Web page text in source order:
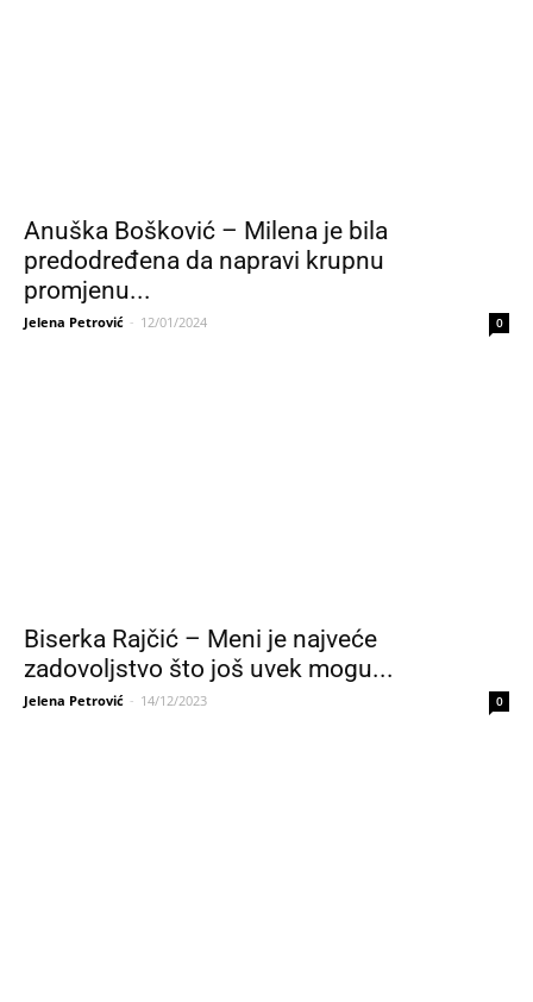
Anuška Bošković – Milena je bila
predodređena da napravi krupnu
promjenu...
Jelena Petrović - 12/01/2024 0
Biserka Rajčić – Meni je najveće
zadovoljstvo što još uvek mogu...
Jelena Petrović - 14/12/2023 0